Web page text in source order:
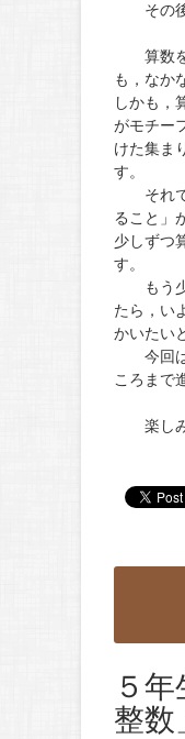
その後
算数を
も，なか
しかも，
がモチー
けた集ま
す。
それで
ること」
少しずつ
す。
もう少
たら，い
かいたい
今回は
ころまで
楽しみ
５
整数